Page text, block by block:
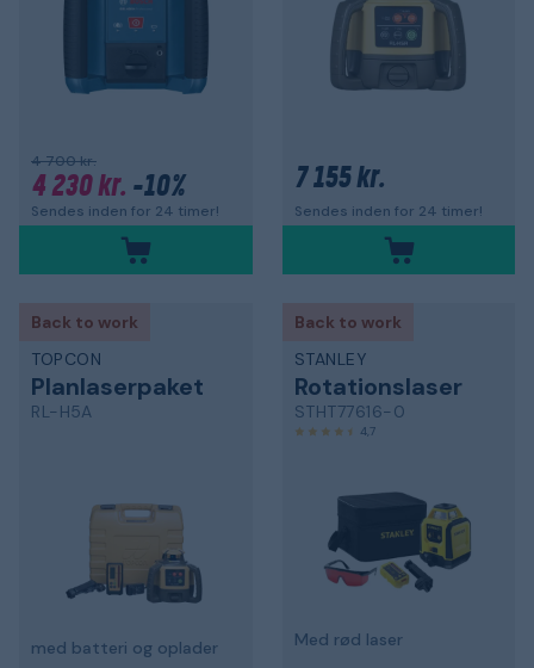
4 700 kr.
4 230 kr. -10%
Sendes inden for 24 timer!
7 155 kr.
Sendes inden for 24 timer!
Back to work
TOPCON
Planlaserpaket
RL-H5A
med batteri og oplader
Back to work
STANLEY
Rotationslaser
STHT77616-0
4,7
Med rød laser